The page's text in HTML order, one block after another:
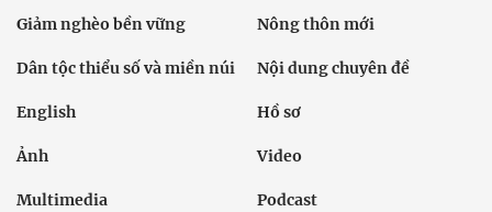
Giảm nghèo bền vững Nông thôn mới
Dân tộc thiểu số và miền núi Nội dung chuyên đề
English Hồ sơ
Ảnh Video
Multimedia Podcast